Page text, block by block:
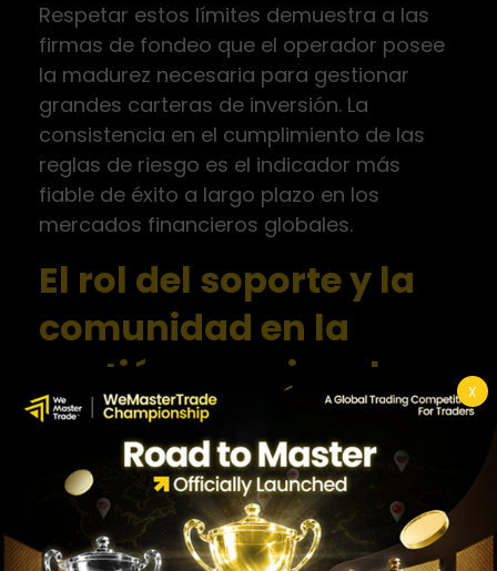
X
Respetar estos límites demuestra a las
firmas de fondeo que el operador posee
la madurez necesaria para gestionar
grandes carteras de inversión. La
consistencia en el cumplimiento de las
reglas de riesgo es el indicador más
fiable de éxito a largo plazo en los
mercados financieros globales.
El rol del soporte y la
comunidad en la
gestión emocional
Formar parte de una comunidad de
traders que comparten valores de
disciplina y gestión de riesgo reduce la
sensación de aislamiento y presión. El
intercambio de experiencias sobre cómo